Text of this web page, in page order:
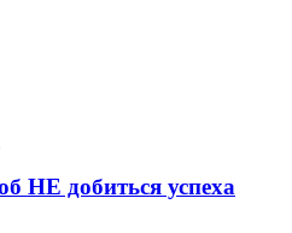
НЕ добиться успеха